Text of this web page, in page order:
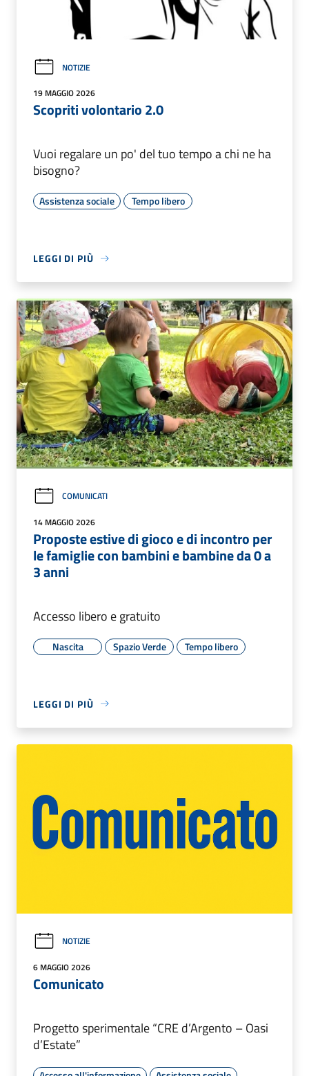
NOTIZIE
19 MAGGIO 2026
Scopriti volontario 2.0
Vuoi regalare un po' del tuo tempo a chi ne ha
bisogno?
Assistenza sociale Tempo libero
LEGGI DI PIÙ
COMUNICATI
14 MAGGIO 2026
Proposte estive di gioco e di incontro per
le famiglie con bambini e bambine da 0 a
3 anni
Accesso libero e gratuito
Nascita Spazio Verde Tempo libero
LEGGI DI PIÙ
NOTIZIE
6 MAGGIO 2026
Comunicato
Progetto sperimentale “CRE d’Argento – Oasi
d’Estate”